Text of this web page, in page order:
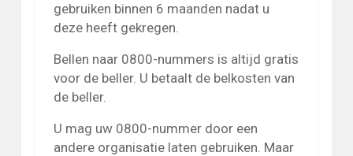
gebruiken binnen 6 maanden nadat u
deze heeft gekregen.
Bellen naar 0800-nummers is altijd gratis
voor de beller. U betaalt de belkosten van
de beller.
U mag uw 0800-nummer door een
andere organisatie laten gebruiken. Maar